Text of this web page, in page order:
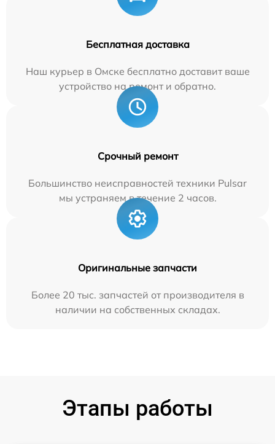
Бесплатная доставка
Наш курьер в Омске бесплатно доставит ваше
устройство на ремонт и обратно.
Срочный ремонт
Большинство неисправностей техники Pulsar
мы устраняем в течение 2 часов.
Оригинальные запчасти
Более 20 тыс. запчастей от производителя в
наличии на собственных складах.
Этапы работы